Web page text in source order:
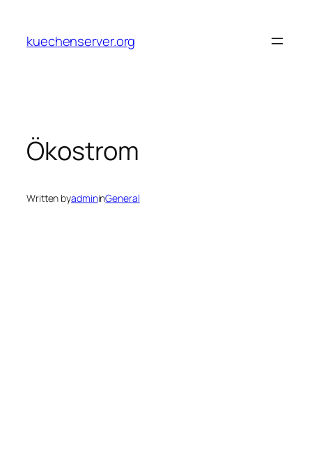
content
kuechenserver.org
Ökostrom
Written byadmininGeneral